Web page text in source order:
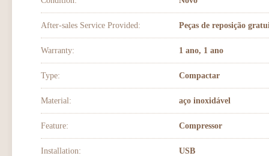
After-sales Service Provided: Peças de reposição
Warranty: 1 ano, 1 ano
Type: Compactar
Material: aço inoxidável
Feature: Compressor
Installation: USB